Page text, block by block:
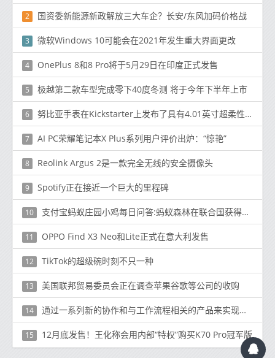
2 国资委新能源新政解放三大车企？长安/东风加码价格战
3 微软Windows 10可能会在2021年发生重大界面更改
4 OnePlus 8和8 Pro将于5月29日在印度正式发售
5 极越第二款车型完成零下40度冬测 将于今年下半年上市
6 努比亚手表在Kickstarter上发布了具有4.01英寸超柔性AMOLED屏幕的手表
7 AI PC荣耀笔记本X Plus系列用户评价出炉：“惊艳”
8 Reolink Argus 2是一款完全无线的安全摄像头
9 Spotify正在接近一个巨大的里程碑
10 支付宝蚂蚁庄园小鸡每日问答:蚂蚁森林在联合国获得什么奖
11 OPPO Find X3 Neo和Lite正式在意大利发售
12 TikTok的超级碗时刻不只一种
13 美国联邦贸易委员会正在调查苹果谷歌等公司的收购
14 通过一系列新的协作和与工作流程相关的产品来实现自身的多元化
15 12月底发售！王化称会用内部“特权”购买K70 Pro冠军版